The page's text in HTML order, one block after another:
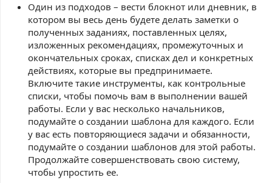
Один из подходов – вести блокнот или дневник, в
котором вы весь день будете делать заметки о
полученных заданиях, поставленных целях,
изложенных рекомендациях, промежуточных и
окончательных сроках, списках дел и конкретных
действиях, которые вы предпринимаете.
Включите такие инструменты, как контрольные
списки, чтобы помочь вам в выполнении вашей
работы. Если у вас несколько начальников,
подумайте о создании шаблона для каждого. Если
у вас есть повторяющиеся задачи и обязанности,
подумайте о создании шаблонов для этой работы.
Продолжайте совершенствовать свою систему,
чтобы упростить ее.